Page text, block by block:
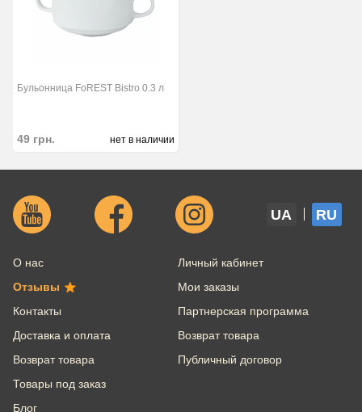
Бульонница FoREST Bistro 0.3 л
49 грн. нет в наличии
UA RU
О нас
Отзывы
Контакты
Доставка и оплата
Возврат товара
Товары под заказ
Блог
Личный кабинет
Мои заказы
Партнерская программа
Возврат товара
Публичный договор